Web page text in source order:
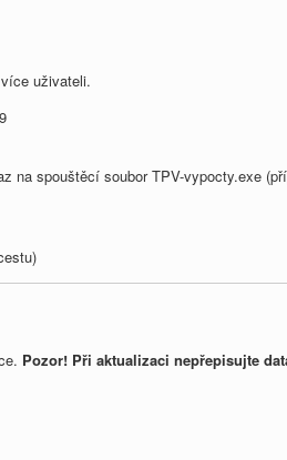
uživateli.
na spouštěcí soubor TPV-vypocty.exe
Pozor! Při aktualizaci nepřepisujte